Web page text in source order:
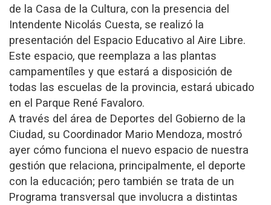
de la Casa de la Cultura, con la presencia del
Intendente Nicolás Cuesta, se realizó la
presentación del Espacio Educativo al Aire Libre.
Este espacio, que reemplaza a las plantas
campamentíles y que estará a disposición de
todas las escuelas de la provincia, estará ubicado
en el Parque René Favaloro.
A través del área de Deportes del Gobierno de la
Ciudad, su Coordinador Mario Mendoza, mostró
ayer cómo funciona el nuevo espacio de nuestra
gestión que relaciona, principalmente, el deporte
con la educación; pero también se trata de un
Programa transversal que involucra a distintas